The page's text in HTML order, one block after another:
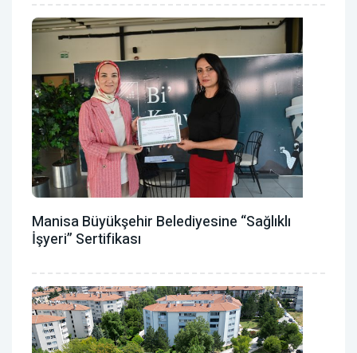
Manisa Büyükşehir Belediyesine “Sağlıklı
İşyeri” Sertifikası